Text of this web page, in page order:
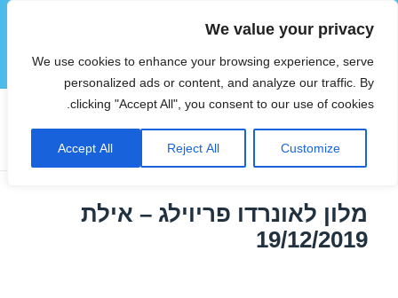
We value your privacy
We use cookies to enhance your browsing experience, serve
personalized ads or content, and analyze our traffic. By
clicking "Accept All", you consent to our use of cookies.
Customize
Reject All
Accept All
הוטצימר
תפריטים
ווידג'טים
תגית:חופשה באילת
מלון לאונרדו פריוילג – אילת
19/12/2019